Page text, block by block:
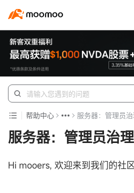
帮助中心 服务器：管理员
服务器：管理员治
Hi mooers, 欢迎来到我们的社区